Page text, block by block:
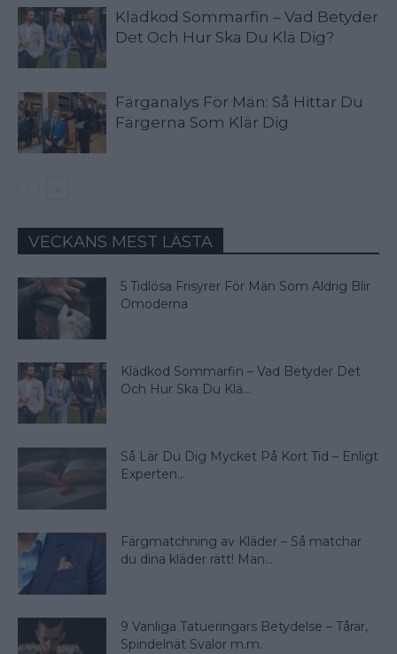
Klädkod Sommarfin – Vad Betyder
Det Och Hur Ska Du Klä Dig?
Färganalys För Män: Så Hittar Du
Färgerna Som Klär Dig
VECKANS MEST LÄSTA
5 Tidlösa Frisyrer För Män Som Aldrig Blir
Omoderna
Klädkod Sommarfin – Vad Betyder Det
Och Hur Ska Du Klä...
Så Lär Du Dig Mycket På Kort Tid – Enligt
Experten...
Färgmatchning av Kläder – Så matchar
du dina kläder rätt! Man...
9 Vanliga Tatueringars Betydelse – Tårar,
Spindelnät Svalor m.m.